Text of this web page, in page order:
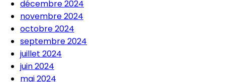
décembre 2024
novembre 2024
octobre 2024
septembre 2024
juillet 2024
juin 2024
mai 2024